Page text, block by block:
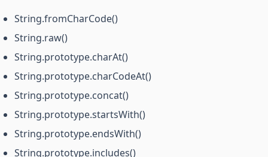
String.fromCharCode()
String.raw()
String.prototype.charAt()
String.prototype.charCodeAt()
String.prototype.concat()
String.prototype.startsWith()
String.prototype.endsWith()
String.prototype.includes()